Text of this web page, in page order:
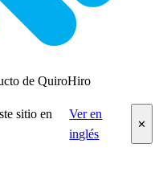
de QuiroHiro
sitio en
Ver en
inglés
✕